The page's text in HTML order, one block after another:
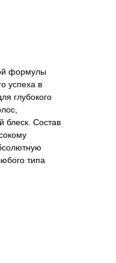
формулы
успеха в
глубокого
блеск. Состав
типа